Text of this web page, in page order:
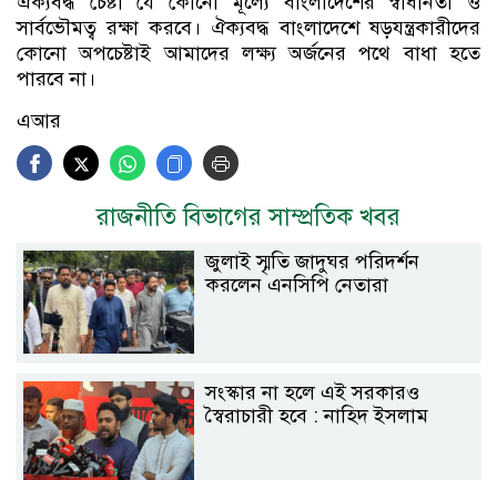
সার্বভৌমত্ব রক্ষা করবে। ঐক্যবদ্ধ বাংলাদেশে ষড়যন্ত্রকারীদের
কোনো অপচেষ্টাই আমাদের লক্ষ্য অর্জনের পথে বাধা হতে
পারবে না।
এআর
রাজনীতি বিভাগের সাম্প্রতিক খবর
জুলাই স্মৃতি জাদুঘর পরিদর্শন
করলেন এনসিপি নেতারা
সংস্কার না হলে এই সরকারও
স্বৈরাচারী হবে : নাহিদ ইসলাম